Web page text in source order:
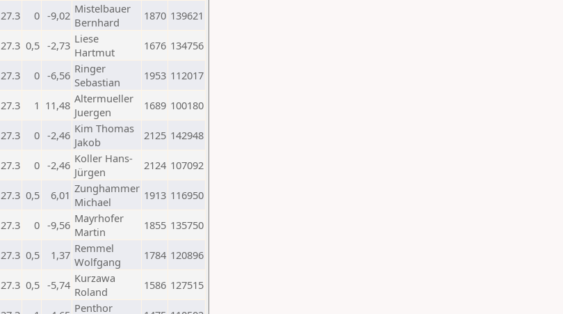
27.3 0 -9,02 Mistelbauer
Bernhard
1870 139621
27.3 0,5 -2,73 Liese
Hartmut
1676 134756
27.3 0 -6,56 Ringer
Sebastian
1953 112017
27.3 1 11,48 Altermueller
Juergen
1689 100180
27.3 0 -2,46 Kim Thomas
Jakob
2125 142948
27.3 0 -2,46 Koller Hans-
Jürgen
2124 107092
27.3 0,5 6,01 Zunghammer
Michael
1913 116950
27.3 0 -9,56 Mayrhofer
Martin
1855 135750
27.3 0,5 1,37 Remmel
Wolfgang
1784 120896
27.3 0,5 -5,74 Kurzawa
Roland
1586 127515
Penthor